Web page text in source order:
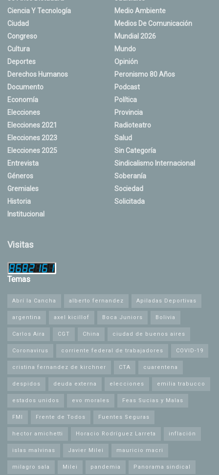
Ciencia Y Tecnología
Ciudad
Congreso
Cultura
Deportes
Derechos Humanos
Documento
Economía
Elecciones
Elecciones 2021
Elecciones 2023
Elecciones 2025
Entrevista
Géneros
Gremiales
Historia
Institucional
Medio Ambiente
Medios De Comunicación
Mundial 2026
Mundo
Opinión
Peronismo 80 Años
Podcast
Política
Provincia
Radioteatro
Salud
Sin Categoría
Sindicalismo Internacional
Soberanía
Sociedad
Solicitada
Visitas
Temas
Abrí la Cancha alberto fernandez Apiladas Deportivas
argentina axel kicillof Boca Juniors Bolivia
Carlos Aira CGT China ciudad de buenos aires
Coronavirus corriente federal de trabajadores COVID-19
cristina fernandez de kirchner CTA cuarentena
despidos deuda externa elecciones emilia trabucco
estados unidos evo morales Feas Sucias y Malas
FMI Frente de Todos Fuentes Seguras
hector amichetti Horacio Rodríguez Larreta inflación
islas malvinas Javier Milei mauricio macri
milagro sala Milei pandemia Panorama sindical